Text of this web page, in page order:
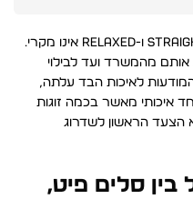
המעבר המובהק לעבר גזרות כמו Straight ו-Relaxed אינו מקרי.
אותם מהמשרד ועד לבילוי
לאיכות הבד עלתה,
איכותי מאשר בכמה זוגות
הצעד הראשון לשדרוג
סלים פיט,